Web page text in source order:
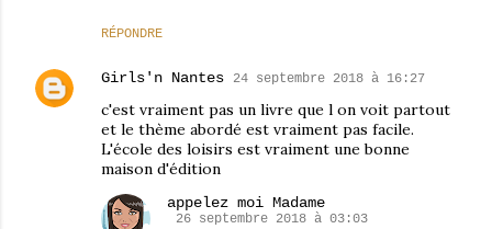
RÉPONDRE
Girls'n Nantes 24 septembre 2018 à 16:27
c'est vraiment pas un livre que l on voit partout
et le thème abordé est vraiment pas facile.
L'école des loisirs est vraiment une bonne
maison d'édition
appelez moi Madame
26 septembre 2018 à 03:03